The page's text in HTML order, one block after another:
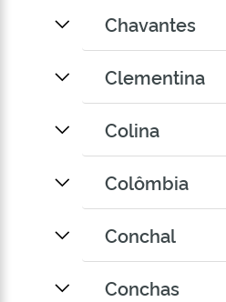
Chavantes
Clementina
Colina
Colômbia
Conchal
Conchas